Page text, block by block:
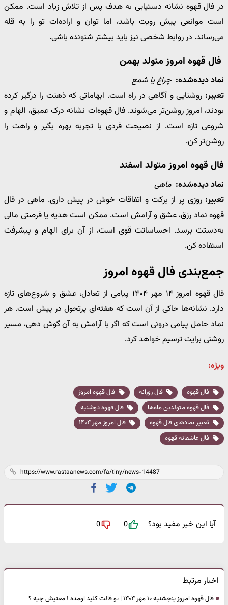
در فال قهوه نشانه دستیابی به هدف پس از تلاش زیاد است. ممکن
است موانعی پیش رویت باشد، اما توان و اراده‌ات تو را به قله
می‌رساند. در روابط شخصی نیز باید بیشتر شنونده باشی.
فال قهوه امروز متولد بهمن
نماد دیده‌شده: چراغ یا شمع
تعبیر: روشنایی و آگاهی در راه است. ابهاماتی که ذهنت را درگیر کرده
بودند، امروز روشن‌تر می‌شوند. فال قهوه‌ات نشانه درک عمیق، الهام و
شروعی تازه است. از نصیحت فردی با تجربه بهره بگیر و راهت را
روشن‌تر کن.
فال قهوه امروز متولد اسفند
نماد دیده‌شده: ماهی
تعبیر: روزی پر از برکت و اتفاقات خوش در پیش داری. ماهی در فال
قهوه نماد رزق، عشق و آرامش است. ممکن است هدیه یا فرصتی مالی
به‌دستت برسد. احساساتت قوی است، از آن برای الهام و پیشرفت
استفاده کن.
جمع‌بندی فال قهوه امروز
فال قهوه امروز ۱۴ مهر ۱۴۰۴ پیامی از تعادل، عشق و شروع‌های تازه
دارد. نشانه‌ها حاکی از آن است که هفته‌ای پرتحول در پیش است. هر
نماد حامل پیامی درونی است که اگر با آرامش به آن گوش دهی، مسیر
روشنی برایت ترسیم خواهد کرد.
ویژه:
فال قهوه فال روزانه
فال قهوه امروز
فال قهوه متولدین ماه‌ها
فال قهوه دوشنبه
تعبیر نمادهای فال قهوه
فال امروز مهر ۱۴۰۴
فال عاشقانه قهوه
آیا این خبر مفید بود؟ 0
0
اخبار مرتبط
فال قهوه امروز پنجشنبه ۱۰ مهر ۱۴۰۴ | تو فالت کلید اومده ! معنیش چیه ؟